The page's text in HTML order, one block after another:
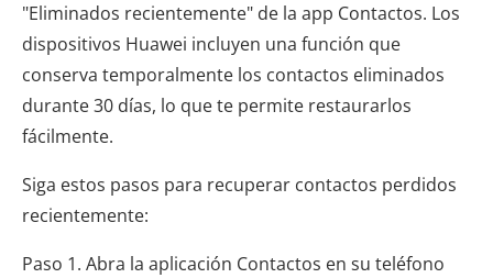
"Eliminados recientemente" de la app Contactos. Los
dispositivos Huawei incluyen una función que
conserva temporalmente los contactos eliminados
durante 30 días, lo que te permite restaurarlos
fácilmente.
Siga estos pasos para recuperar contactos perdidos
recientemente:
Paso 1. Abra la aplicación Contactos en su teléfono